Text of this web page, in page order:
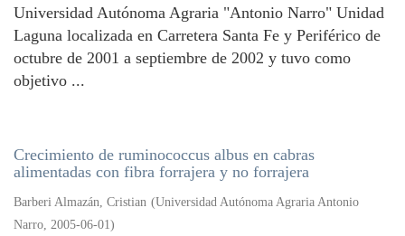
Universidad Autónoma Agraria "Antonio Narro" Unidad
Laguna localizada en Carretera Santa Fe y Periférico de
octubre de 2001 a septiembre de 2002 y tuvo como
objetivo ...
Crecimiento de ruminococcus albus en cabras
alimentadas con fibra forrajera y no forrajera
Barberi Almazán, Cristian (Universidad Autónoma Agraria Antonio
Narro, 2005-06-01)